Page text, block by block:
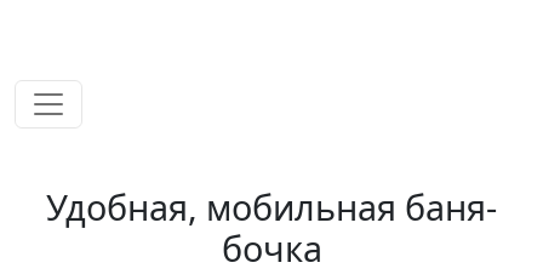
Удобная, мобильная баня-
бочка